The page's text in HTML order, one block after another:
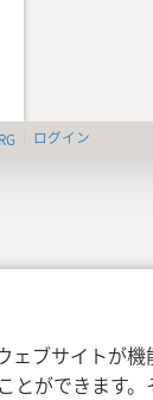
ェブサイトが機
とができます。
ログイン